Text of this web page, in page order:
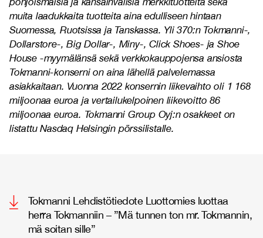
muita laadukkaita tuotteita aina edulliseen hintaan
Suomessa, Ruotsissa ja Tanskassa. Yli 370:n Tokmanni-,
Dollarstore-, Big Dollar-, Miny-, Click Shoes- ja Shoe
House -myymälänsä sekä verkkokauppojensa ansiosta
Tokmanni-konserni on aina lähellä palvelemassa
asiakkaitaan. Vuonna 2022 konsernin liikevaihto oli 1 168
miljoonaa euroa ja vertailukelpoinen liikevoitto 86
miljoonaa euroa. Tokmanni Group Oyj:n osakkeet on
listattu Nasdaq Helsingin pörssilistalle.
Tokmanni Lehdistötiedote Luottomies luottaa
herra Tokmanniin – ”Mä tunnen ton mr. Tokmannin,
mä soitan sille”